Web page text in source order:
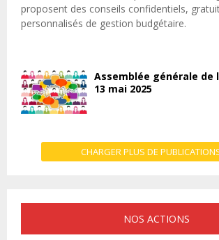
proposent des conseils confidentiels,
personnalisés de gestion budgétaire.
Assemblée générale de
13 mai 2025
CHARGER PLUS DE
NOS ACTIONS